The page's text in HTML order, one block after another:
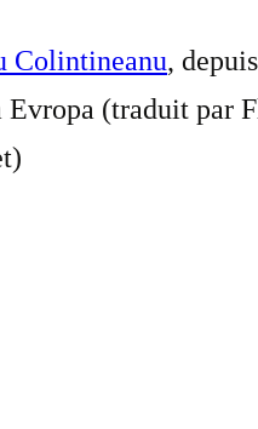
Colintineanu,
Evropa (traduit par
)